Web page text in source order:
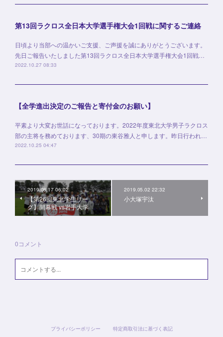
第13回ラクロス全日本大学選手権大会1回戦に関するご連絡
日頃より当部への温かいご支援、ご声援を誠にありがとうございます。
先日ご報告いたしました第13回ラクロス全日本大学選手権大会1回戦…
2022.10.27 08:33
【全学進出決定のご報告と寄付金のお願い】
平素より大変お世話になっております。2022年度東北大学男子ラクロス
部の主将を務めております、30期の東谷雅人と申します。昨日行われ…
2022.10.25 04:47
2019.08.17 06:02
【第26回東北学生リー
グ】開幕戦 vs岩手大学
2019.05.02 22:32
小大塚宇汰
0コメント
プライバシーポリシー 特定商取引法に基づく表記